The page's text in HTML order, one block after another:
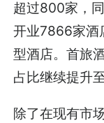
超过800家，
开业7866家酒
型酒店。首旅
占比继续提升
除了在现有市